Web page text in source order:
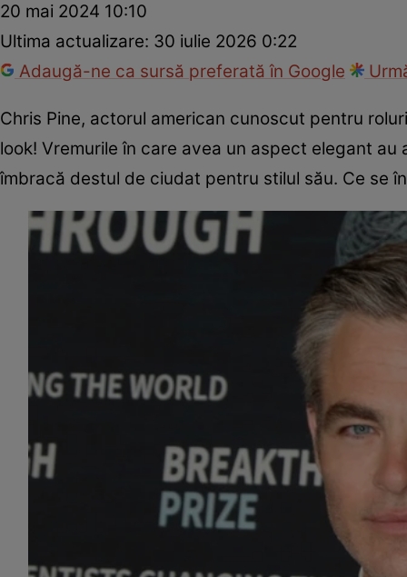
20 mai 2024 10:10
Ultima actualizare: 30 iulie 2026 0:22
Adaugă-ne ca sursă preferată în Google
Chris Pine, actorul american cunoscut pentru
look! Vremurile în care avea un aspect elegant
îmbracă destul de ciudat pentru stilul său. Ce se